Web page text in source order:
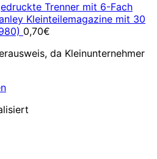
Trenner mit 6-Fach
Kleinteilemagazine mit 30
0,70€
da Kleinunternehmer